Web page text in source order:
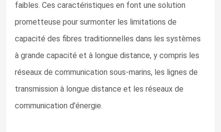
faibles. Ces caractéristiques en font une solution
prometteuse pour surmonter les limitations de
capacité des fibres traditionnelles dans les systèmes
à grande capacité et à longue distance, y compris les
réseaux de communication sous-marins, les lignes de
transmission à longue distance et les réseaux de
communication d'énergie.